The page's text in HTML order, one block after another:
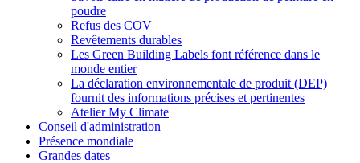
poudre
Refus des COV
Revêtements durables
Les Green Building Labels font référence dans le
monde entier
La déclaration environnementale de produit (DEP)
fournit des informations précises et pertinentes
Atelier My Climate
Conseil d'administration
Présence mondiale
Grandes dates